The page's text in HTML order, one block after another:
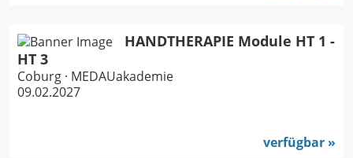
HANDTHERAPIE Module HT 1 -
HT 3
Coburg · MEDAUakademie
09.02.2027
verfügbar